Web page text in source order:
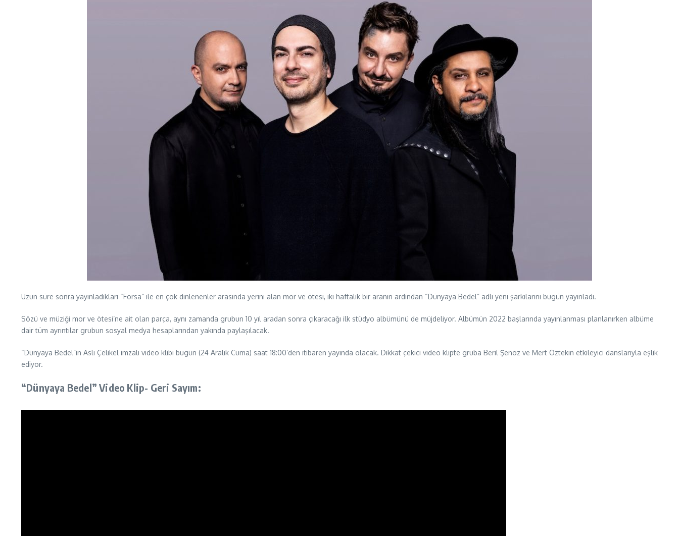
Uzun süre sonra yayınladıkları “Forsa” ile en çok dinlenenler arasında yerini alan mor ve ötesi, iki haftalık bir aranın ardından “Dünyaya Bedel” adlı yeni şarkılarını bugün yayınladı.
Sözü ve müziği mor ve ötesi’ne ait olan parça, aynı zamanda grubun 10 yıl aradan sonra çıkaracağı ilk stüdyo albümünü de müjdeliyor. Albümün 2022 başlarında yayınlanması planlanırken albüme
dair tüm ayrıntılar grubun sosyal medya hesaplarından yakında paylaşılacak.
“Dünyaya Bedel”in Aslı Çelikel imzalı video klibi bugün (24 Aralık Cuma) saat 18:00’den itibaren yayında olacak. Dikkat çekici video klipte gruba Beril Şenöz ve Mert Öztekin etkileyici danslarıyla eşlik
ediyor.
“Dünyaya Bedel” Video Klip- Geri Sayım: